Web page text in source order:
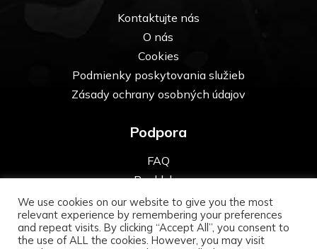
Kontaktujte nás
O nás
Cookies
Podmienky poskytovania služieb
Zásady ochrany osobných údajov
Podpora
FAQ
Pre kluby
We use cookies on our website to give you the most
relevant experience by remembering your preferences
and repeat visits. By clicking “Accept All”, you consent to
the use of ALL the cookies. However, you may visit